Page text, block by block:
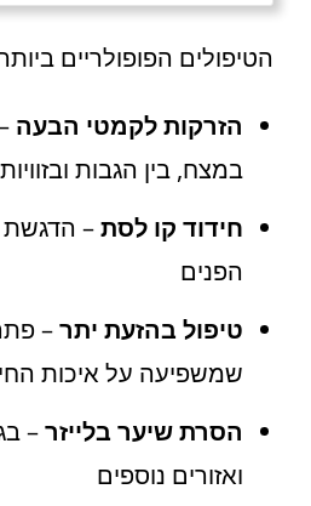
הטיפולים הפופולריים
הזרקות לקמטי הבעה
במצח, בין הגבות
חידוד קו לסת–
הפנים
טיפול בהזעת יתר–
שמשפיעה על איכות
הסרת שיער בלייזר–
ואזורים נוספים